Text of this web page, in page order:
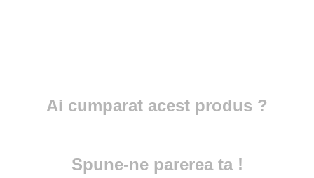
Ai cumparat acest produs ?
Spune-ne parerea ta !